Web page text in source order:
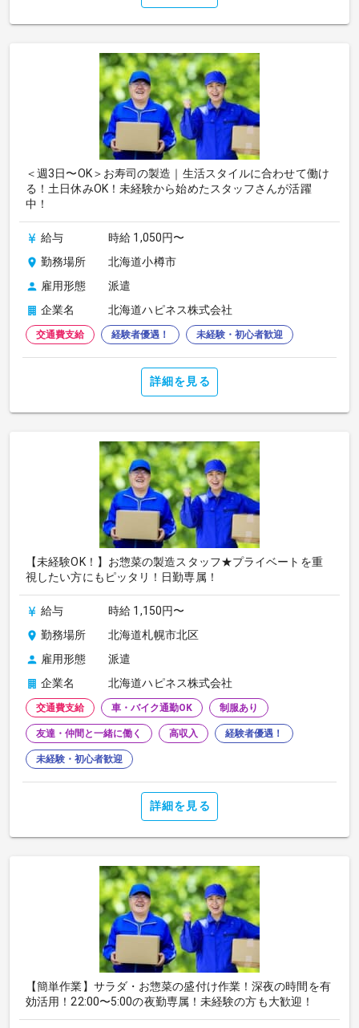
＜週3日〜OK＞お寿司の製造｜生活スタイルに合わせて働け
る！土日休みOK！未経験から始めたスタッフさんが活躍
中！
給与
時給 1,050円〜
勤務場所
北海道小樽市
雇用形態
派遣
企業名
北海道ハピネス株式会社
交通費支給 経験者優遇！ 未経験・初心者歓迎
詳細を見る
【未経験OK！】お惣菜の製造スタッフ★プライベートを重
視したい方にもピッタリ！日勤専属！
給与
時給 1,150円〜
勤務場所
北海道札幌市北区
雇用形態
派遣
企業名
北海道ハピネス株式会社
交通費支給 車・バイク通勤OK 制服あり
友達・仲間と一緒に働く 高収入 経験者優遇！
未経験・初心者歓迎
詳細を見る
【簡単作業】サラダ・お惣菜の盛付け作業！深夜の時間を有
効活用！22:00〜5:00の夜勤専属！未経験の方も大歓迎！